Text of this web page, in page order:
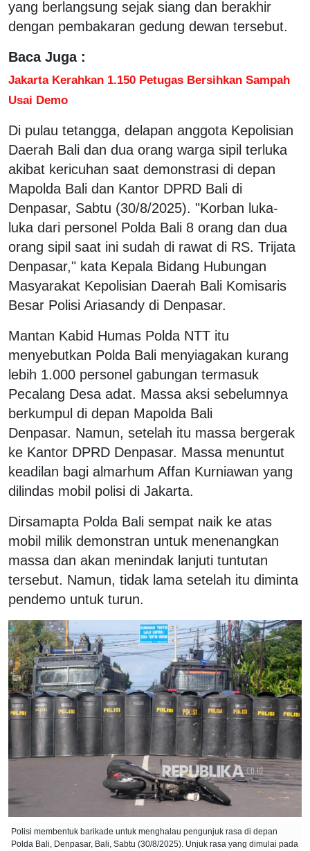
yang berlangsung sejak siang dan berakhir
dengan pembakaran gedung dewan tersebut.
Baca Juga :
Jakarta Kerahkan 1.150 Petugas Bersihkan Sampah
Usai Demo
Di pulau tetangga, delapan anggota Kepolisian
Daerah Bali dan dua orang warga sipil terluka
akibat kericuhan saat demonstrasi di depan
Mapolda Bali dan Kantor DPRD Bali di
Denpasar, Sabtu (30/8/2025). "Korban luka-
luka dari personel Polda Bali 8 orang dan dua
orang sipil saat ini sudah di rawat di RS. Trijata
Denpasar," kata Kepala Bidang Hubungan
Masyarakat Kepolisian Daerah Bali Komisaris
Besar Polisi Ariasandy di Denpasar.
Mantan Kabid Humas Polda NTT itu
menyebutkan Polda Bali menyiagakan kurang
lebih 1.000 personel gabungan termasuk
Pecalang Desa adat. Massa aksi sebelumnya
berkumpul di depan Mapolda Bali
Denpasar. Namun, setelah itu massa bergerak
ke Kantor DPRD Denpasar. Massa menuntut
keadilan bagi almarhum Affan Kurniawan yang
dilindas mobil polisi di Jakarta.
Dirsamapta Polda Bali sempat naik ke atas
mobil milik demonstran untuk menenangkan
massa dan akan menindak lanjuti tuntutan
tersebut. Namun, tidak lama setelah itu diminta
pendemo untuk turun.
Polisi membentuk barikade untuk menghalau pengunjuk rasa di depan
Polda Bali, Denpasar, Bali, Sabtu (30/8/2025). Unjuk rasa yang dimulai pada